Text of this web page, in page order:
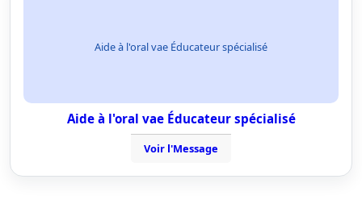
Aide à l'oral vae Éducateur spécialisé
Aide à l'oral vae Éducateur spécialisé
Voir l'Message